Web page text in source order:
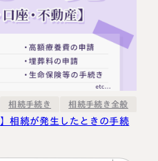
相続手続き 相続手続き全般
相続が発生したときの手続